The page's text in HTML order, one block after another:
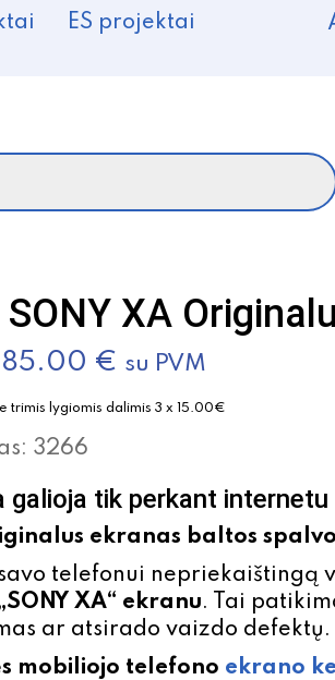
ES projektai
XA
85.00 € su PVM
trimis lygiomis dalimis 3 x 15.00€
3266
galioja tik perkant internetu
ekranas baltos
telefonui nepriekaištingą
XA“ ekranu. Tai
ar atsirado vaizdo defektų.
mobiliojo telefono ekrano